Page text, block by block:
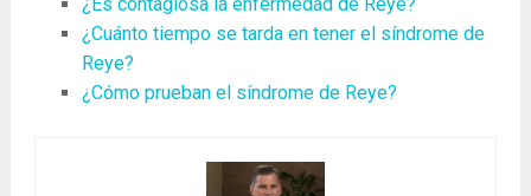
¿Cuánto tiempo se tarda en tener el síndrome de
Reye?
¿Cómo prueban el síndrome de Reye?